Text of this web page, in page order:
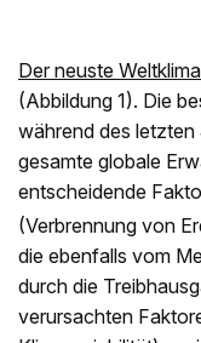
Der neuste
(Abbildung 1). Die
während des letzten
gesamte globale
entscheidende
(Verbrennung von
die ebenfalls vom
durch die
verursachten